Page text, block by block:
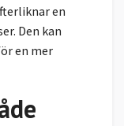
en
Den kan
en mer